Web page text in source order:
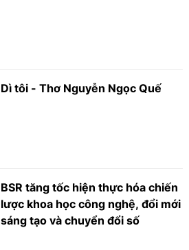
Dì tôi - Thơ Nguyễn Ngọc Quế
BSR tăng tốc hiện thực hóa chiến
lược khoa học công nghệ, đổi mới
sáng tạo và chuyển đổi số